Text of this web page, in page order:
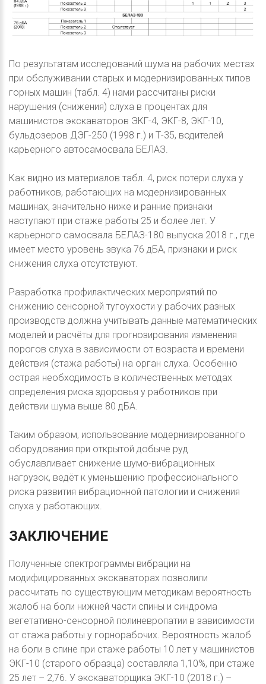
По результатам исследований шума на рабочих местах
при обслуживании старых и модернизированных типов
горных машин (табл. 4) нами рассчитаны риски
нарушения (снижения) слуха в процентах для
машинистов экскаваторов ЭКГ-4, ЭКГ-8, ЭКГ-10,
бульдозеров ДЭГ-250 (1998 г.) и Т-35, водителей
карьерного автосамосвала БЕЛАЗ.
Как видно из материалов табл. 4, риск потери слуха у
работников, работающих на модернизированных
машинах, значительно ниже и ранние признаки
наступают при стаже работы 25 и более лет. У
карьерного самосвала БЕЛАЗ-180 выпуска 2018 г., где
имеет место уровень звука 76 дБА, признаки и риск
снижения слуха отсутствуют.
Разработка профилактических мероприятий по
снижению сенсорной тугоухости у рабочих разных
производств должна учитывать данные математических
моделей и расчёты для прогнозирования изменения
порогов слуха в зависимости от возраста и времени
действия (стажа работы) на орган слуха. Особенно
острая необходимость в количественных методах
определения риска здоровья у работников при
действии шума выше 80 дБА.
Таким образом, использование модернизированного
оборудования при открытой добыче руд
обуславливает снижение шумо-вибрационных
нагрузок, ведёт к уменьшению профессионального
риска развития вибрационной патологии и снижения
слуха у работающих.
ЗАКЛЮЧЕНИЕ
Полученные спектрограммы вибрации на
модифицированных экскаваторах позволили
рассчитать по существующим методикам вероятность
жалоб на боли нижней части спины и синдрома
вегетативно-сенсорной полиневропатии в зависимости
от стажа работы у горнорабочих. Вероятность жалоб
на боли в спине при стаже работы 10 лет у машинистов
ЭКГ-10 (старого образца) составляла 1,10%, при стаже
25 лет – 2,76. У экскаваторщика ЭКГ-10 (2018 г.) –